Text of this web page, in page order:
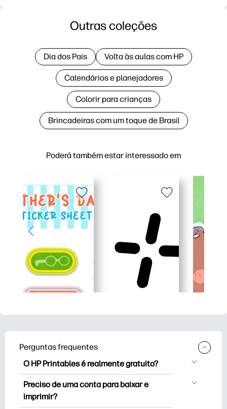
Poderá também estar interessado em
Outras coleções
Dia dos Pais Volta às aulas com HP
Calendários e planejadores
Colorir para crianças
Brincadeiras com um toque de Brasil
Perguntas frequentes
O HP Printables é realmente gratuito?
O HP Printables oferece mais de 2,500
impressoras gratuitas para baixar e
imprimir. Explore páginas populares para
Preciso de uma conta para baixar e
imprimir?